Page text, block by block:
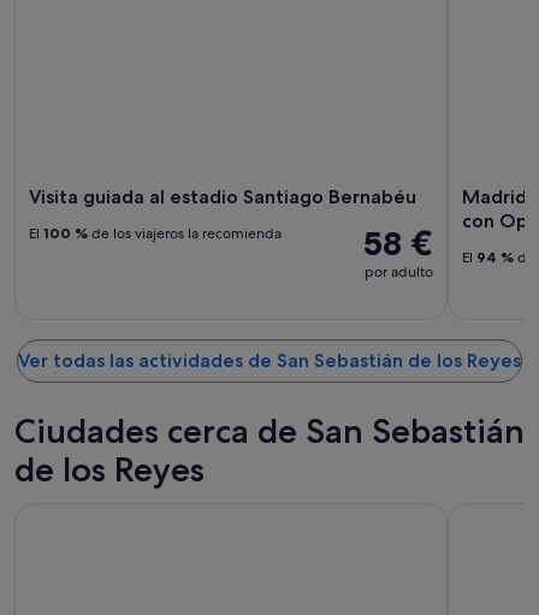
Visita guiada al estadio Santiago Bernabéu
58 €
por adulto
El 100 % de los viajeros la recomienda
Madrid:
con
El 94 % de
Ver todas las actividades de San Sebastián de los Reyes
Ciudades cerca de San Sebastián
de los Reyes